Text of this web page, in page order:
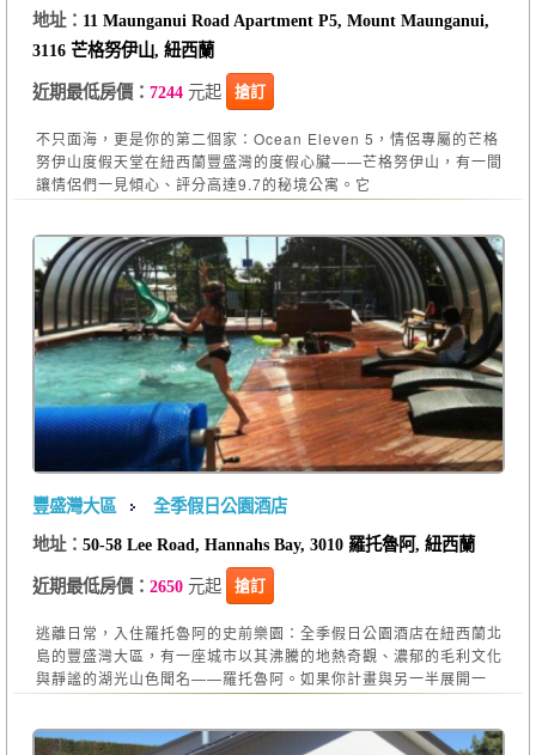
地址： 11 Maunganui Road Apartment P5, Mount Maunganui,
3116 芒格努伊山, 紐西蘭
近期最低房價： 7244元起 搶訂
不只面海，更是你的第二個家：Ocean Eleven 5，情侶專屬的芒格
努伊山度假天堂在紐西蘭豐盛灣的度假心臟——芒格努伊山，有一間
讓情侶們一見傾心、評分高達9.7的秘境公寓。它
豐盛灣大區
全季假日公園酒店
地址： 50-58 Lee Road, Hannahs Bay, 3010 羅托魯阿, 紐西蘭
近期最低房價： 2650元起 搶訂
逃離日常，入住羅托魯阿的史前樂園：全季假日公園酒店在紐西蘭北
島的豐盛灣大區，有一座城市以其沸騰的地熱奇觀、濃郁的毛利文化
與靜謐的湖光山色聞名——羅托魯阿。如果你計畫與另一半展開一